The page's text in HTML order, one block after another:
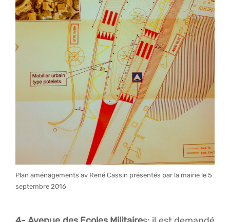
Plan aménagements av René Cassin présentés par la mairie le 5
septembre 2016